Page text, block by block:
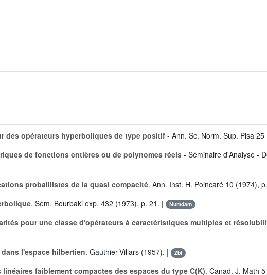
des opérateurs hyperboliques de type positif - Ann. Sc. Norm. Sup. Pisa
de fonctions entières ou de polynomes réels - Séminaire d'Analyse -
probalilistes de la quasi compacité. Ann. Inst. H. Poincaré 10 (1974),
. Sém. Bourbaki exp. 432 (1973), p. 21. | Numdam
pour une classe d'opérateurs à caractéristiques multiples et
l'espace hilbertien. Gauthier-Villars (1957). | Zbl
faiblement compactes des espaces du type C(K). Canad. J. Math